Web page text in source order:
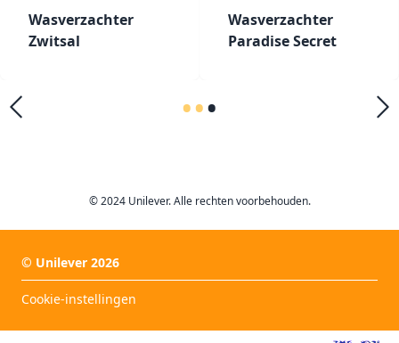
Wasverzachter
Zwitsal
Wasverzachter
Paradise Secret
•••
© 2024 Unilever. Alle rechten voorbehouden.
© Unilever 2026
Cookie-instellingen